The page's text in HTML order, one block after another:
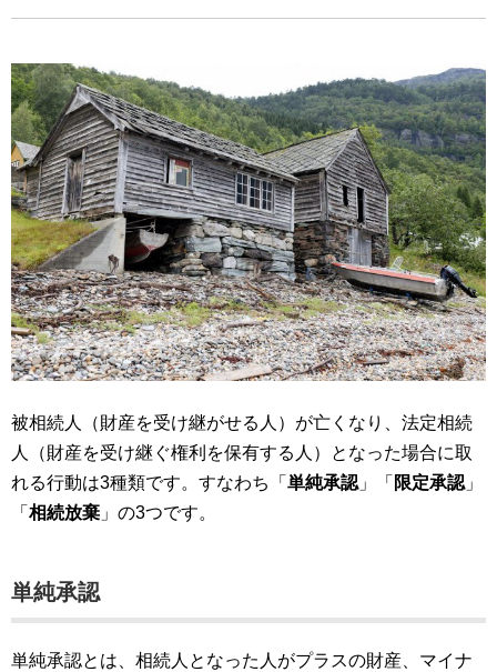
被相続人（財産を受け継がせる人）が亡くなり、法定相続
人（財産を受け継ぐ権利を保有する人）となった場合に取
れる行動は3種類です。すなわち「 単純承認 」「 限定承認 」
「 相続放棄 」の3つです。
単純承認
単純承認とは、相続人となった人がプラスの財産、マイナ